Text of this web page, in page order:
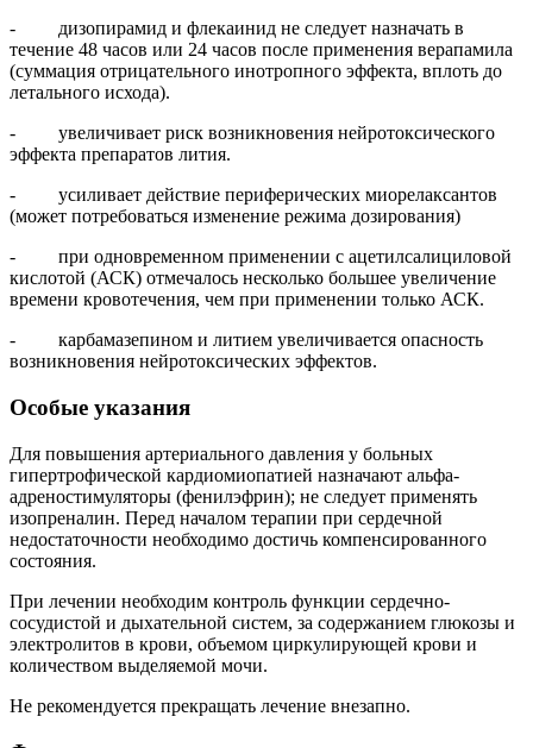
- дизопирамид и флекаинид не следует назначать в
течение 48 часов или 24 часов после применения верапамила
(суммация отрицательного инотропного эффекта, вплоть до
летального исхода).
- увеличивает риск возникновения нейротоксического
эффекта препаратов лития.
- усиливает действие периферических миорелаксантов
(может потребоваться изменение режима дозирования)
- при одновременном применении с ацетилсалициловой
кислотой (АСК) отмечалось несколько большее увеличение
времени кровотечения, чем при применении только АСК.
- карбамазепином и литием увеличивается опасность
возникновения нейротоксических эффектов.
Особые указания
Для повышения артериального давления у больных
гипертрофической кардиомиопатией назначают альфа-
адреностимуляторы (фенилэфрин); не следует применять
изопреналин. Перед началом терапии при сердечной
недостаточности необходимо достичь компенсированного
состояния.
При лечении необходим контроль функции сердечно-
сосудистой и дыхательной систем, за содержанием глюкозы и
электролитов в крови, объемом циркулирующей крови и
количеством выделяемой мочи.
Не рекомендуется прекращать лечение внезапно.